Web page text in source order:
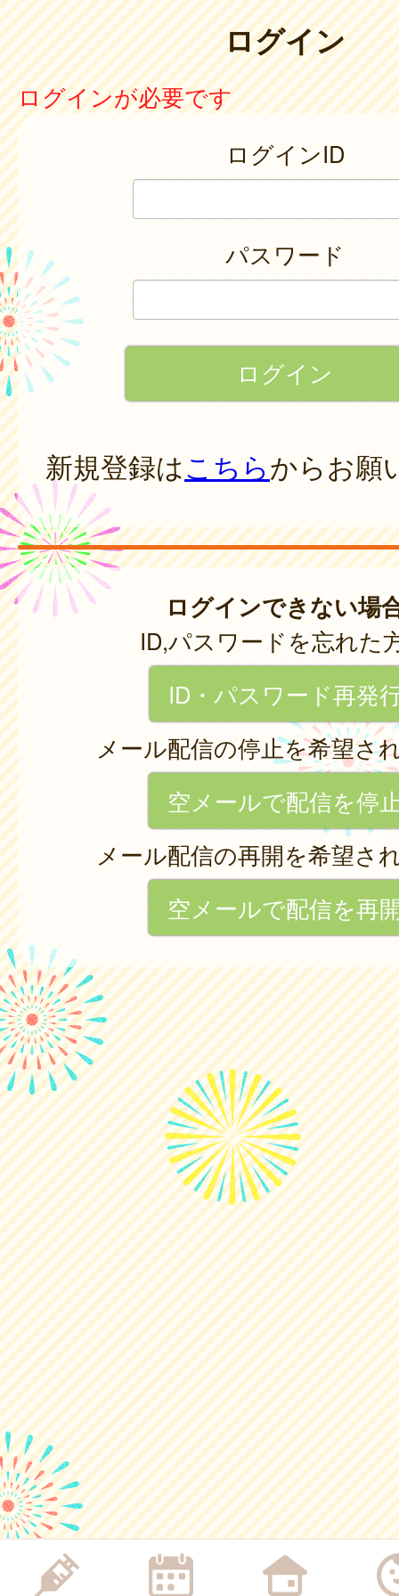
ログイン
ログインが必要です
ログインID
パスワード
新規登録はこちらからお願
ログインできない場
ID,パスワードを忘れた
ID・パスワード再発
メール配信の停止を希望さ
空メールで配信を停
メール配信の再開を希望さ
空メールで配信を再